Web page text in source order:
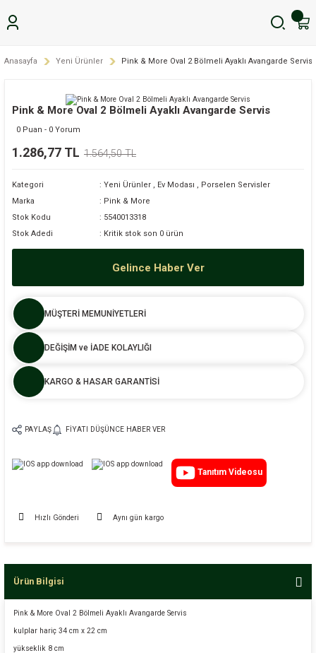
Anasayfa Yeni Ürünler Pink & More Oval 2 Bölmeli Ayaklı Avangarde Servis
Pink & More Oval 2 Bölmeli Ayaklı Avangarde Servis
0 Puan - 0 Yorum
1.286,77 TL 1.564,50 TL
Kategori Yeni Ürünler , Ev Modası , Porselen Servisler
Marka
Pink & More
Stok Kodu
5540013318
Stok Adedi
Kritik stok son 0 ürün
Gelince Haber Ver
MÜŞTERİ MEMUNİYETLERİ
DEĞİŞİM ve İADE KOLAYLIĞI
KARGO & HASAR GARANTİSİ
PAYLAŞ FIYATI DÜŞÜNCE HABER VER
Tanıtım Videosu
Hızlı Gönderi Aynı gün kargo
Ürün Bilgisi
Pink & More Oval 2 Bölmeli Ayaklı Avangarde Servis
kulplar hariç 34 cm x 22 cm
yükseklik 8 cm